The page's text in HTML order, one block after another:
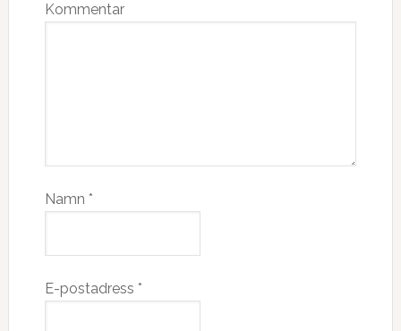
Kommentar
Namn *
E-postadress *